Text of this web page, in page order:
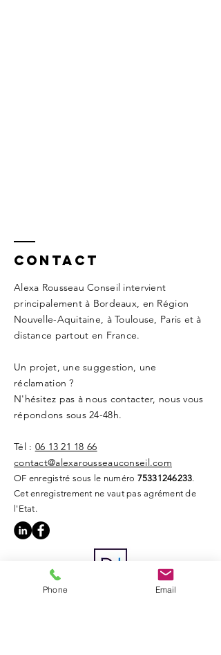
Contact
Alexa Rousseau Conseil intervient
principalement à Bordeaux, en Région
Nouvelle-Aquitaine, à Toulouse, Paris et à
distance partout en France.
Un projet, une suggestion, une
réclamation ?
N'hésitez pas à nous contacter, nous vous
répondons sous 24-48h.
Tél : 06 13 21 18 66
contact@alexarousseauconseil.com
OF enregistré sous le numéro 75331246233.
Cet enregistrement ne vaut pas agrément de
l'Etat.
Phone Email